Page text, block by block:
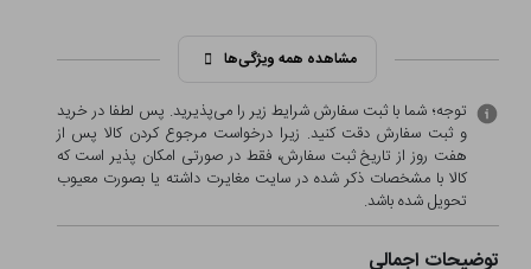
مشاهده همه ویژگی‌ها
توجه؛ شما با ثبت سفارش شرایط زیر را می‌پذیرید. پس لطفا در خرید
و ثبت سفارش دقت کنید. زیرا درخواست مرجوع کردن کالا پس از
هفت روز از تاریخ ثبت سفارش، فقط در صورتی امکان پذیر است که
کالا با مشخصات ذکر شده در سایت مغایرت داشته یا بصورت معيوب
تحویل شده باشد.
توضیحات اجمالی